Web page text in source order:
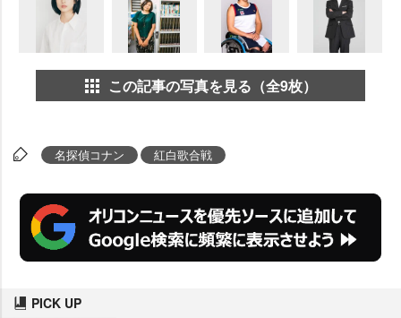
この記事の写真を見る（全9枚）
名探偵コナン 紅白歌合戦
PICK UP